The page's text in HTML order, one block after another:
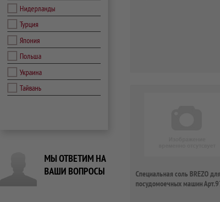
Нидерланды
Турция
Япония
Польша
Украина
Тайвань
МЫ ОТВЕТИМ НА
ВАШИ ВОПРОСЫ
Специальная соль BREZO
посудомоечных машин